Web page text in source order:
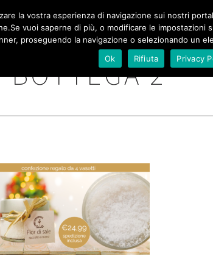
SALE DI NATURA DI SICILIA
2
la vostra esperienza di navigazione sui nostri
vuoi saperne di più, o modificare le
proseguendo la navigazione o selezionando un
Ok
Rifiuta Privacy